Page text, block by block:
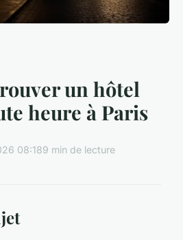
un hôtel
heure à Paris
08:189 min de lecture